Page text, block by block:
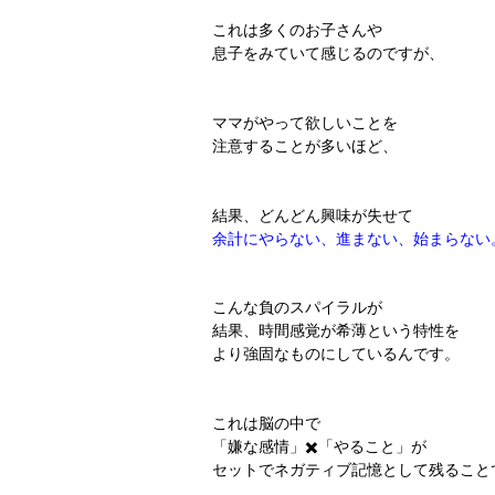
これは多くのお子さんや
息子をみていて感じるのですが、
ママがやって欲しいことを
注意することが多いほど、
結果、どんどん興味が失せて
余計にやらない、進まない、始まらない
こんな負のスパイラルが
結果、時間感覚が希薄という特性を
より強固なものにしているんです。
これは脳の中で
「嫌な感情」✖️「やること」が
セットでネガティブ記憶として残ること